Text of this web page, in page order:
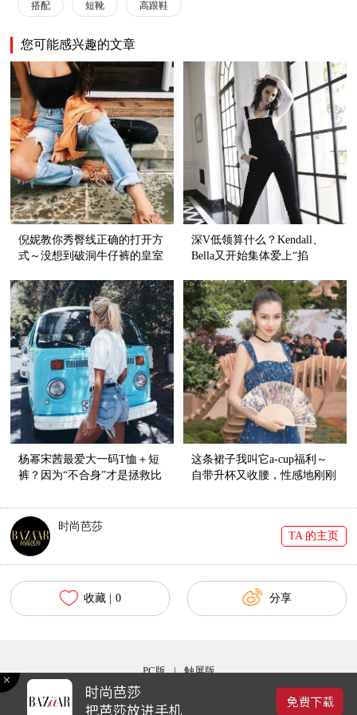
搭配 短靴 高跟鞋
您可能感兴趣的文章
倪妮教你秀臀线正确的打开方
式～没想到破洞牛仔裤的皇室
深V低领算什么？Kendall、
Bella又开始集体爱上“掐
杨幂宋茜最爱大一码T恤＋短
裤？因为“不合身”才是拯救比
这条裙子我叫它a-cup福利～
自带升杯又收腰，性感地刚刚
时尚芭莎
TA 的主页
收藏 | 0 分享
PC版 | 触屏版
Copyright © 2017 bazaar.com.cn 北京时尚在线网络服务有限公司 京ICP备030044号